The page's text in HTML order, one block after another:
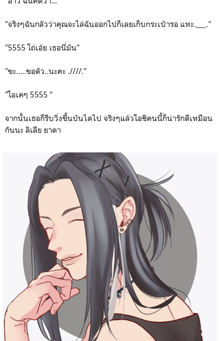
"จริงๆฉันกลัวว่าคุณจะไล่ฉันออกไปก็เลยเก็บกระเป๋ารอ แหะ.___."
"5555 โถ่เอ้ย เธอนี่มัน"
"ขะ.....ขอตัว..นะคะ .////."
"โอเคๆ 5555 "
จากนั้นเธอก็รีบวิ่งขึ้นบันไดไป จริงๆแล้วโอชิคนนี้ก็น่ารักดีเหมือน
กันนะ ลิเลีย ยาดา